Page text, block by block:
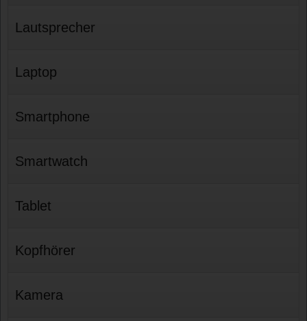
Lautsprecher
Laptop
Smartphone
Smartwatch
Tablet
Kopfhörer
Kamera